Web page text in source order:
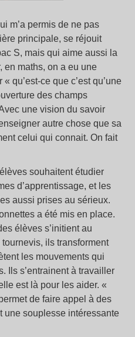
m’a permis de ne pas
principale, se réjouit
S, mais qui aime aussi la
en maths, on a eu une
qu’est-ce que c’est qu’une
des champs
une vision du savoir
autre chose que sa
celui qui connait. On fait
souhaitent étudier
d’apprentissage, et les
aussi prises au sérieux.
a été mis en place.
élèves s’initient au
ils transforment
les mouvements qui
Ils s’entrainent à travailler
est là pour les aider. «
de faire appel à des
une souplesse intéressante